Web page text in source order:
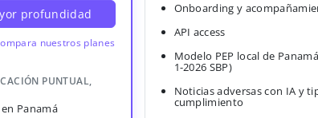
profundidad
nuestros planes
PUNTUAL,
Panamá
Onboarding y
API access
Modelo PEP local de
1-2026 SBP)
Noticias adversas con IA y
cumplimiento